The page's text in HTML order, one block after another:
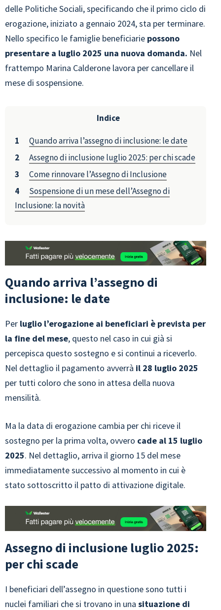
delle Politiche Sociali, specificando che il primo ciclo di
erogazione, iniziato a gennaio 2024, sta per terminare.
Nello specifico le famiglie beneficiarie possono
presentare a luglio 2025 una nuova domanda. Nel
frattempo Marina Calderone lavora per cancellare il
mese di sospensione.
Indice
Quando arriva l’assegno di inclusione: le date
Assegno di inclusione luglio 2025: per chi scade
Come rinnovare l’Assegno di Inclusione
Sospensione di un mese dell’Assegno di
Inclusione: la novità
Quando arriva l’assegno di
inclusione: le date
Per luglio l’erogazione ai beneficiari è prevista per
la fine del mese, questo nel caso in cui già si
percepisca questo sostegno e si continui a riceverlo.
Nel dettaglio il pagamento avverrà il 28 luglio 2025
per tutti coloro che sono in attesa della nuova
mensilità.
Ma la data di erogazione cambia per chi riceve il
sostegno per la prima volta, ovvero cade al 15 luglio
2025. Nel dettaglio, arriva il giorno 15 del mese
immediatamente successivo al momento in cui è
stato sottoscritto il patto di attivazione digitale.
Assegno di inclusione luglio 2025:
per chi scade
I beneficiari dell’assegno in questione sono tutti i
nuclei familiari che si trovano in una situazione di